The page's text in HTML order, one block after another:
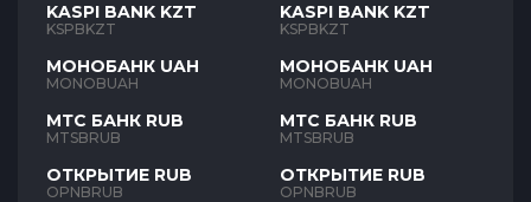
KASPI BANK KZT
KSPBKZT
МОНОБАНК UAH
MONOBUAH
МТС БАНК RUB
MTSBRUB
ОТКРЫТИЕ RUB
OPNBRUB
KASPI BANK KZT
KSPBKZT
МОНОБАНК UAH
MONOBUAH
МТС БАНК RUB
MTSBRUB
ОТКРЫТИЕ RUB
OPNBRUB